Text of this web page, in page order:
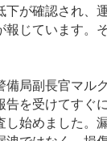
下が確認され、
報じています。
備局副長官マル
告を受けてすぐ
し始めました。